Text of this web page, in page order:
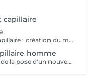
capillaire
Pose de son premier complément capillaire : création du moule de la tête, adaptation sur-mesure du complément et pose du complément. Si nécessaire il faut également réserver le service "coupe nouveau complément" pour effectuer la coupe des cheveux.
homme
Ce service correspond à l'adaptation de la pose d'un nouveau complément capillaire (pour un client étant déjà porteur et disposant d'un module de sa tête), sans le prix de la prothèse. Il est également nécessaire de reserver la coupe de celui-ci -> "coupe nouveau complément"